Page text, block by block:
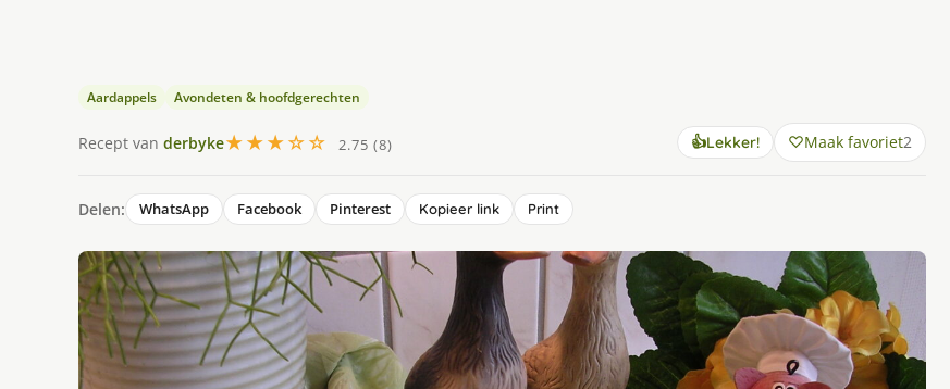
Aardappels Avondeten & hoofdgerechten
Recept van derbyke★★★☆☆ 2.75 (8) 👍Lekker! Maak favoriet2
Delen: WhatsApp Facebook Pinterest Kopieer link Print